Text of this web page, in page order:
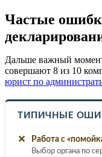
Частые
Дальше важный
совершают 8 из 10
юрист по
ТИПИЧНЫЕ
✕ Работа с
Выбор органа по